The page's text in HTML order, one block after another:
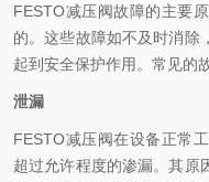
FESTO减压阀故障的主要
的。这些故障如不及时消除
起到安全保护作用。常见的
泄漏
FESTO减压阀在设备正常
超过允许程度的渗漏。其原